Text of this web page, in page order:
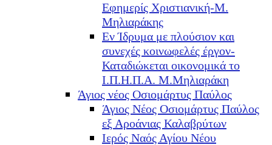
Εφημερίς Χριστιανική-Μ.
Μηλιαράκης
Εν Ίδρυμα με πλούσιον και
συνεχές κοινωφελές έργον-
Καταδιώκεται οικονομικά το
Ι.Π.Η.Π.Α. Μ.Μηλιαράκη
Άγιος νέος Οσιομάρτυς Παύλος
Άγιος Νέος Οσιομάρτυς Παύλος
εξ Αροάνιας Καλαβρύτων
Ιερός Ναός Αγίου Νέου